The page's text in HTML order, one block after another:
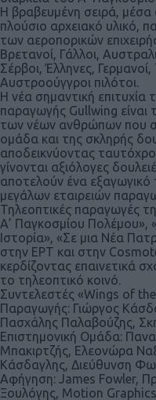
Η βραβευμένη σειρά, μέσα
πλούσιο αρχειακό υλικό,
των αεροπορικών
Βρετανοί, Γάλλοι,
Σέρβοι, Έλληνες,
Αυστροούγγροι πιλότοι.
Η νέα σημαντική επιτυχία
παραγωγής Gullwing είναι
των νέων ανθρώπων που
ομάδα και της σκληρής
αποδεικνύοντας
γίνονται αξιόλογες
αποτελούν ένα εξαγωγικό
μεγάλων εταιρειών
Τηλεοπτικές παραγωγές
Α’ Παγκοσμίου Πολέμου»,
Ιστορία», «Σε μια Νέα
στην ΕΡΤ και στην
κερδίζοντας επαινετικά
το τηλεοπτικό κοινό.
Συντελεστές «Wings of
Παραγωγής: Γιώργος
Πασχάλης Παλαβούζης,
Επιστημονική Ομάδα:
Μπακιρτζής, Ελεονώρα
Κάσδαγλης, Διεύθυνση
Αφήγηση: James Fowler,
Ξουλόγης, Motion